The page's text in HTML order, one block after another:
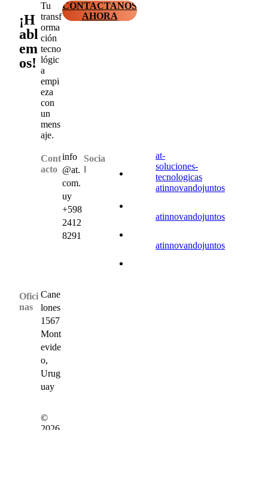
¡H
abl
em
os!
Tu
transf
orma
ción
tecno
lógic
a
empi
eza
con
un
mens
aje.
CONTACTANOS
AHORA
Cont
acto
info
@at.
com.
uy
+598
2412
8291
Socia
l
at-
soluciones-
tecnologicas
atinnovandojuntos
atinnovandojuntos
atinnovandojuntos
Ofici
nas
Cane
lones
1567
Mont
evide
o,
Urug
uay
©
2026